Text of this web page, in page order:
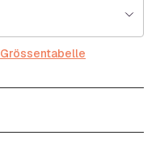
Grössentabelle